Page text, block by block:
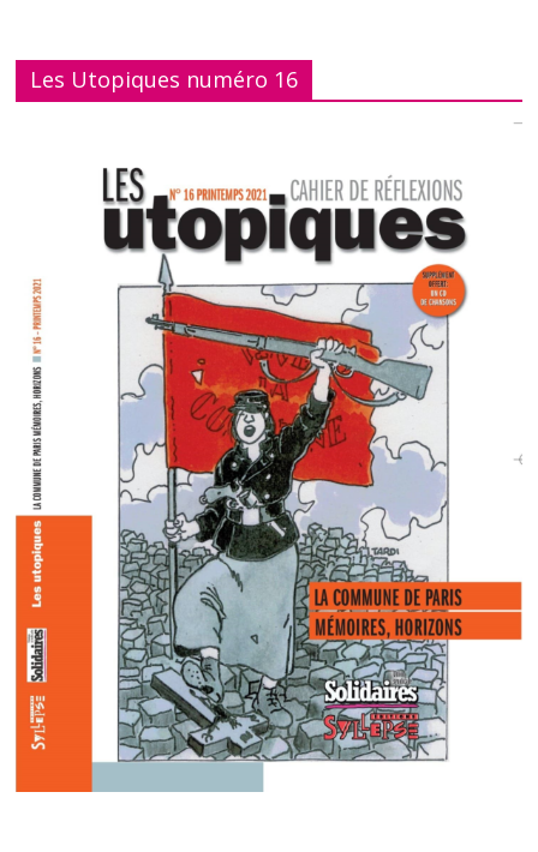
Les Utopiques numéro 16